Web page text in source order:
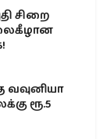
சிறை
வவுனியா
ரூ.5